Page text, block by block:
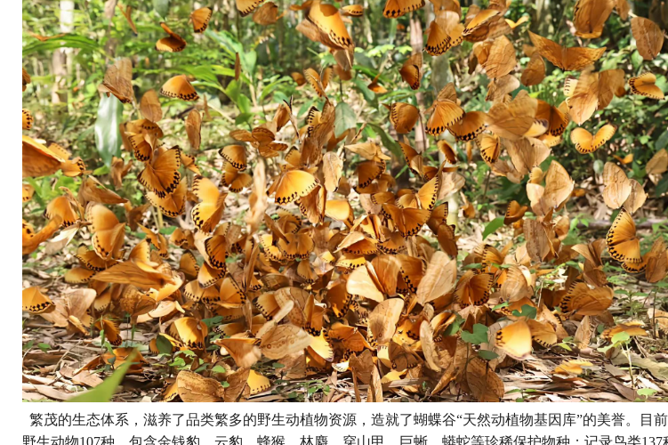
繁茂的生态体系，滋养了品类繁多的野生动植物资源，造就了蝴蝶谷“天然动植物基因库”的美誉。目
野生动物107种，包含金钱豹、云豹、蜂猴、林麝、穿山甲、巨蜥、蟒蛇等珍稀保护物种；记录鸟类137